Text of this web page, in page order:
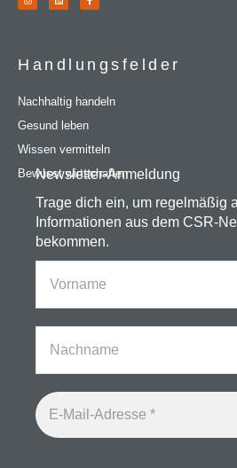
Handlungsfelder
Nachhaltig handeln
Gesund leben
Wissen vermitteln
Bewusst wirtschaften
Newsletter-Anmeldung
Trage dich ein, um regelmäßig
Informationen aus dem CSR-
bekommen.